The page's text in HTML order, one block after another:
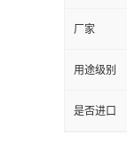
品名
外形尺寸
厂家